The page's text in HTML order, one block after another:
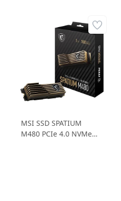
MSI SSD SPATIUM
M480 PCIe 4.0 NVMe